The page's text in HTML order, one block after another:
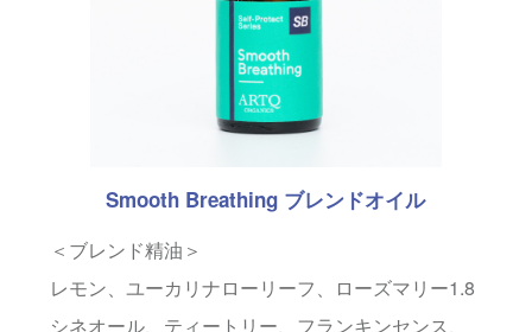
Smooth Breathing ブレンドオイル
＜ブレンド精油＞
レモン、ユーカリナローリーフ、ローズマリー1.8
シネオール、ティートリー、フランキンセンス、